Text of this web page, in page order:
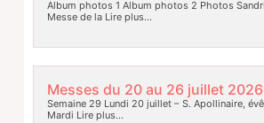
Album photos 1 Album photos 2 Photos
Messe de laLire plus…
Messes du 20 au 26 juillet 2026
Semaine 29 Lundi 20 juillet – S. Apollinaire,
Mardi Lire plus…